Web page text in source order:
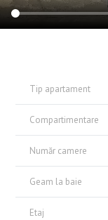
Tip apartament
Compartimentare
Număr camere
Geam la baie
Etaj